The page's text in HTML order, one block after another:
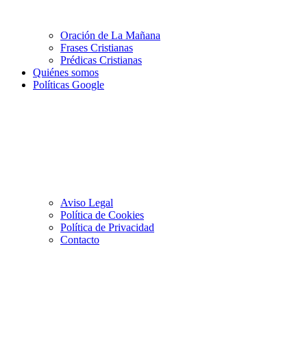
Oración de La Mañana
Frases Cristianas
Prédicas Cristianas
Quiénes somos
Políticas Google
Aviso Legal
Política de Cookies
Política de Privacidad
Contacto